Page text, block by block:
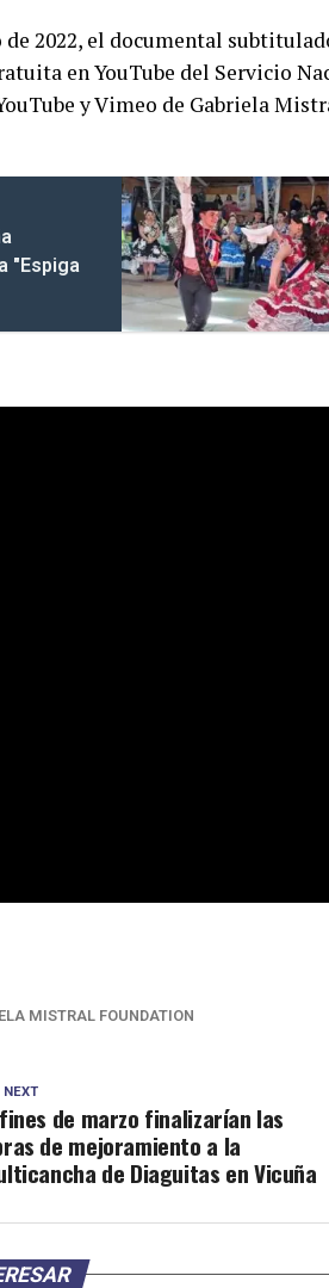
2022, el documental
en YouTube del Servicio
y Vimeo de Gabriela
"Espiga
MISTRAL FOUNDATION
NEXT
de marzo finalizarían las
de mejoramiento a la
de Diaguitas en Vicuña